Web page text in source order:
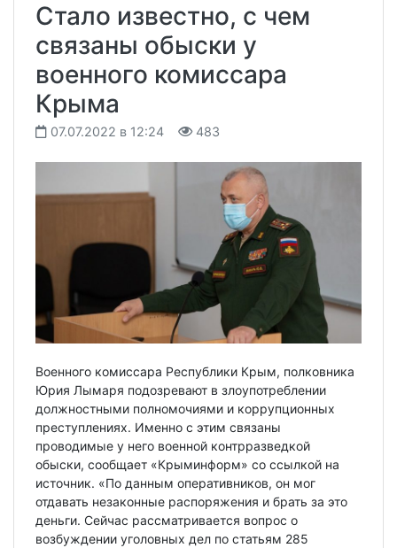
Стало известно, с чем
связаны обыски у
военного комиссара
Крыма
07.07.2022 в 12:24 483
Военного комиссара Республики Крым, полковника
Юрия Лымаря подозревают в злоупотреблении
должностными полномочиями и коррупционных
преступлениях. Именно с этим связаны
проводимые у него военной контрразведкой
обыски, сообщает «Крыминформ» со ссылкой на
источник. «По данным оперативников, он мог
отдавать незаконные распоряжения и брать за это
деньги. Сейчас рассматривается вопрос о
возбуждении уголовных дел по статьям 285